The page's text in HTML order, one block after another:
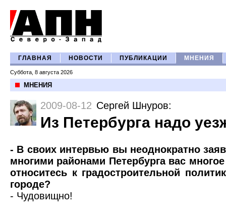
ГЛАВНАЯ НОВОСТИ ПУБЛИКАЦИИ МНЕНИЯ
Суббота, 8 августа 2026
МНЕНИЯ
2009-08-12 Сергей Шнуров:
Из Петербурга надо
- В своих интервью вы неоднократно
многими районами Петербурга вас
относитесь к градостроительной
городе?
- Чудовищно!